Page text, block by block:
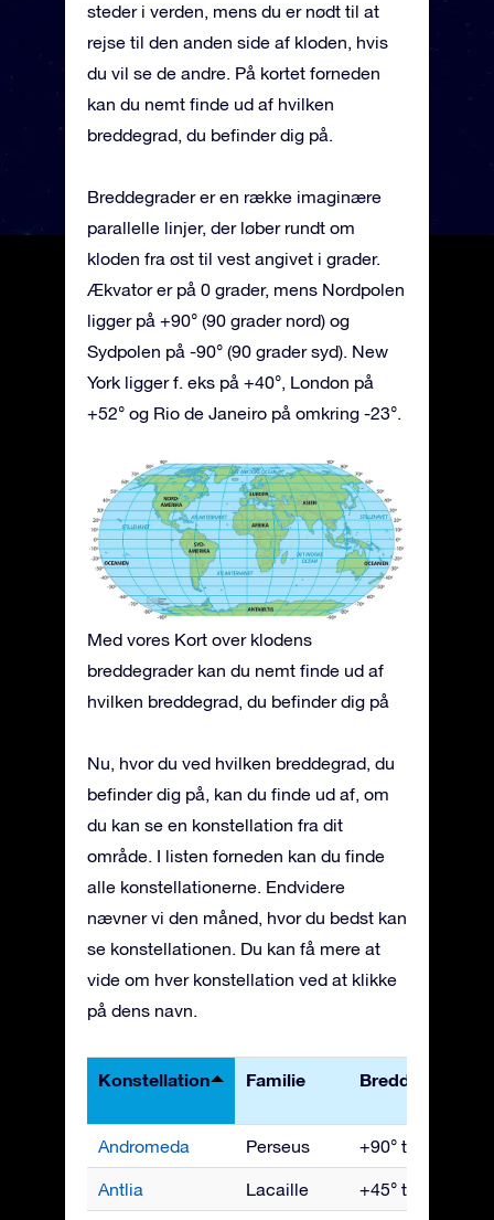
steder i verden, mens du er nødt til at
rejse til den anden side af kloden, hvis
du vil se de andre. På kortet forneden
kan du nemt finde ud af hvilken
breddegrad, du befinder dig på.
Breddegrader er en række imaginære
parallelle linjer, der løber rundt om
kloden fra øst til vest angivet i grader.
Ækvator er på 0 grader, mens Nordpolen
ligger på +90° (90 grader nord) og
Sydpolen på -90° (90 grader syd). New
York ligger f. eks på +40°, London på
+52° og Rio de Janeiro på omkring -23°.
Med vores Kort over klodens
breddegrader kan du nemt finde ud af
hvilken breddegrad, du befinder dig på
Nu, hvor du ved hvilken breddegrad, du
befinder dig på, kan du finde ud af, om
du kan se en konstellation fra dit
område. I listen forneden kan du finde
alle konstellationerne. Endvidere
nævner vi den måned, hvor du bedst kan
se konstellationen. Du kan få mere at
vide om hver konstellation ved at klikke
på dens navn.
Konstellation Familie Breddegrader
Andromeda Perseus +90° til -40°
Antlia Lacaille +45° til -90°